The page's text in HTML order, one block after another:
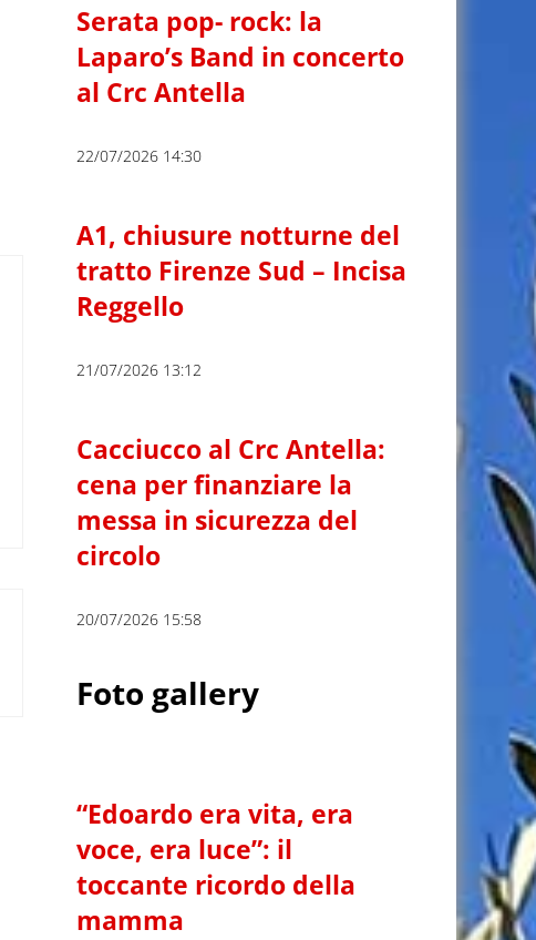
Serata pop- rock: la
Laparo’s Band in concerto
al Crc Antella
22/07/2026 14:30
A1, chiusure notturne del
tratto Firenze Sud – Incisa
Reggello
21/07/2026 13:12
Cacciucco al Crc Antella:
cena per finanziare la
messa in sicurezza del
circolo
20/07/2026 15:58
Foto gallery
“Edoardo era vita, era
voce, era luce”: il
toccante ricordo della
mamma